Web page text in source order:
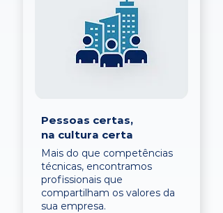
Pessoas certas,
na cultura certa
Mais do que competências
técnicas, encontramos
profissionais que
compartilham os valores da
sua empresa.